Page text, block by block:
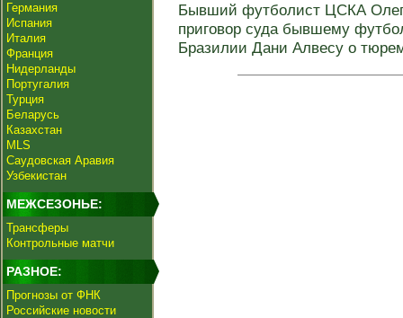
Германия
Испания
Италия
Франция
Нидерланды
Португалия
Турция
Беларусь
Казахстан
MLS
Саудовская Аравия
Узбекистан
МЕЖСЕЗОНЬЕ:
Трансферы
Контрольные матчи
РАЗНОЕ:
Прогнозы от ФНК
Российские новости
Бывший футболист ЦСКА Олег
приговор суда бывшему
Бразилии Дани Алвесу о